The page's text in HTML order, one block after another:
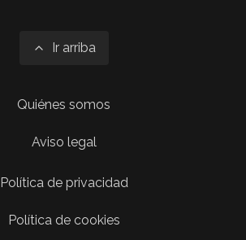
Ir arriba
Quiénes somos
Aviso legal
Política de privacidad
Política de cookies